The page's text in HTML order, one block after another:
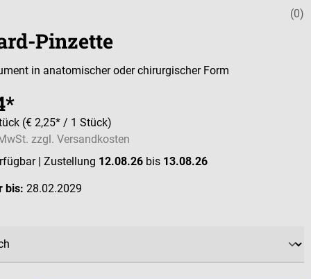
(0)
Pinzette
in anatomischer oder chirurgischer Form
(€ 2,25* / 1 Stück)
zzgl. Versandkosten
| Zustellung 12.08.26 bis 13.08.26
bis: 28.02.2029